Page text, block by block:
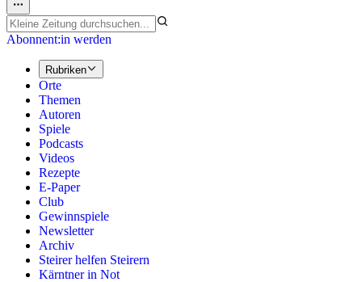
Abonnent:in werden
Rubriken
Orte
Themen
Autoren
Spiele
Podcasts
Videos
Rezepte
E-Paper
Club
Gewinnspiele
Newsletter
Archiv
Steirer helfen Steirern
Kärntner in Not